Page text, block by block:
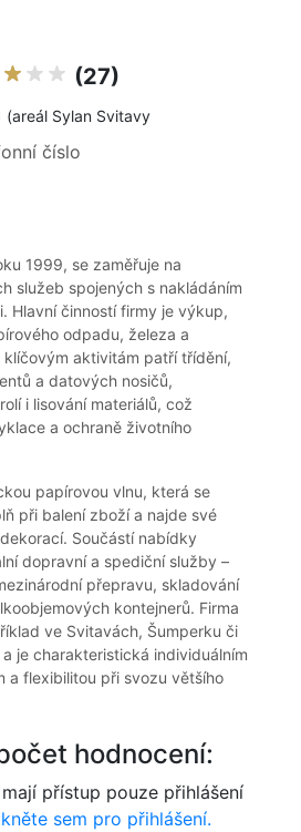
(27)
(areál Sylan Svitavy
číslo
1999, se zaměřuje na
služeb spojených s nakládáním
Hlavní činností firmy je výkup,
odpadu, železa a
aktivitám patří třídění,
a datových nosičů,
i lisování materiálů, což
a ochraně životního
papírovou vlnu, která se
při balení zboží a najde své
Součástí nabídky
dopravní a spediční služby –
přepravu, skladování
kontejnerů. Firma
ve Svitavách, Šumperku či
je charakteristická individuálním
a flexibilitou při svozu většího
hodnocení:
přístup pouze přihlášení
sem pro přihlášení.